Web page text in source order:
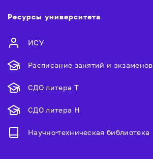
Ресурсы университета
ИСУ
Расписание занятий и экзаменов
СДО литера Т
СДО литера Н
Научно-техническая библиотека